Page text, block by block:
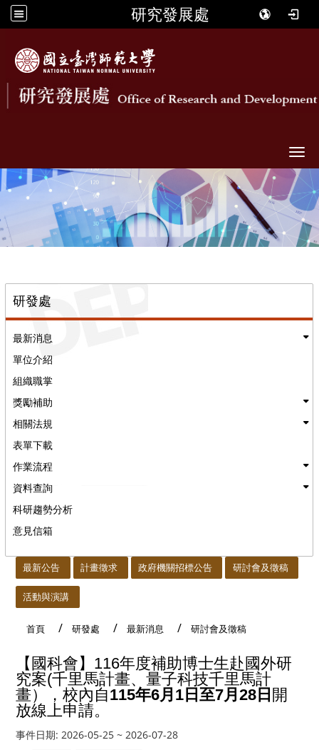
研究發展處
研發處
最新消息
單位介紹
組織職掌
獎勵補助
相關法規
表單下載
作業流程
資料查詢
科研趨勢分析
意見信箱
最新公告 計畫徵求 政府機關招標公告 研討會及徵稿
活動與演講
首頁 研發處 最新消息 研討會及徵稿
【國科會】116年度補助博士生赴國外研
究案(千里馬計畫、量子科技千里馬計
畫），校內自115年6月1日至7月28日 開
放線上申請。
事件日期: 2026-05-25 ~ 2026-07-28